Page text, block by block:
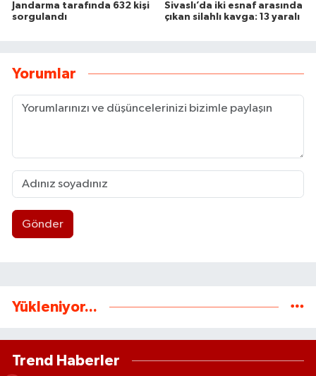
Jandarma tarafında 632 kişi
sorgulandı
Sivaslı’da iki esnaf arasında
çıkan silahlı kavga: 13 yaralı
Yorumlar
Gönder
Yükleniyor...
Trend Haberler